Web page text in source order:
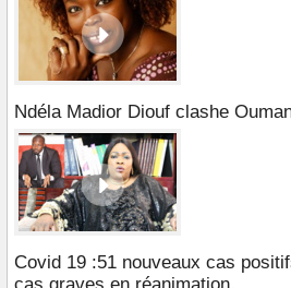
Ndéla Madior Diouf clashe
Covid 19 :51 nouveaux cas